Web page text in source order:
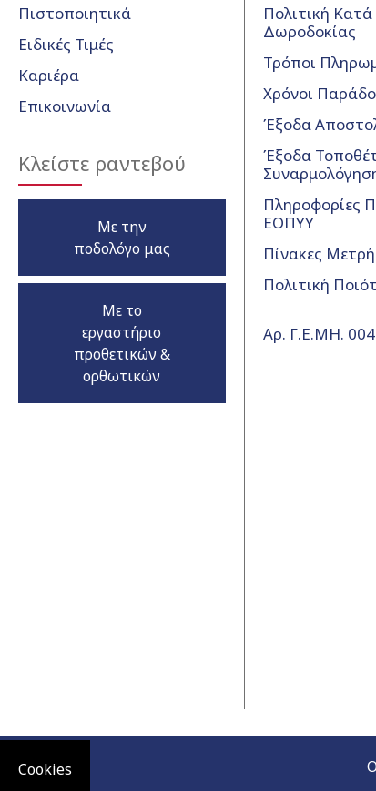
Cookies
Πιστοποιητικά
Ειδικές Τιμές
Καριέρα
Επικοινωνία
Κλείστε ραντεβού
Με την
ποδολόγο μας
Με το
εργαστήριο
προθετικών &
ορθωτικών
Πολιτική Κατά
Δωροδοκίας
Τρόποι
Χρόνοι
Έξοδα
Έξοδα
Πληροφορίες
ΕΟΠΥΥ
Πίνακες
Πολιτική
Αρ. Γ.Ε.ΜΗ.